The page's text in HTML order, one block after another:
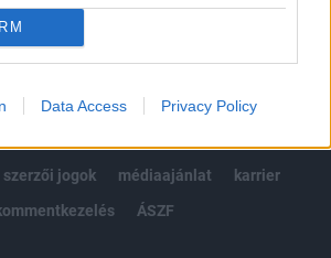
Data Access Privacy Policy
© 2026 Portfolio
szerzői jogok médiaajánlat
karrier
ÁSZF